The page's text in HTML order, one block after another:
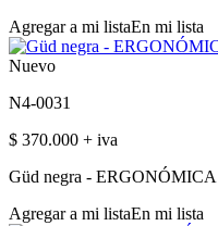
Agregar a mi listaEn mi lista
Nuevo
N4-0031
$ 370.000 + iva
Güd negra - ERGONÓMICA
Agregar a mi listaEn mi lista